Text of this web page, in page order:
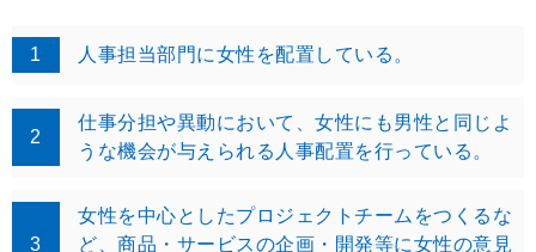
1 人事担当部門に女性を配置している。
2
仕事分担や異動において、女性にも男性と同じよ
うな機会が与えられる人事配置を行っている。
3
女性を中心としたプロジェクトチームをつくるな
ど、商品・サービスの企画・開発等に女性の意見